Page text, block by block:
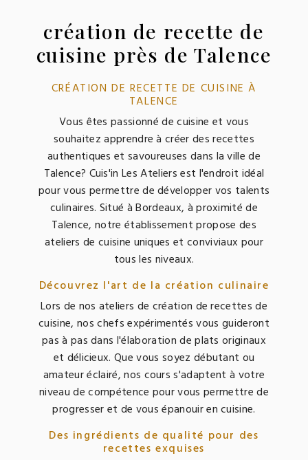
création de recette de
cuisine près de Talence
CRÉATION DE RECETTE DE CUISINE À
TALENCE
Vous êtes passionné de cuisine et vous
souhaitez apprendre à créer des recettes
authentiques et savoureuses dans la ville de
Talence? Cuis'in Les Ateliers est l'endroit idéal
pour vous permettre de développer vos talents
culinaires. Situé à Bordeaux, à proximité de
Talence, notre établissement propose des
ateliers de cuisine uniques et conviviaux pour
tous les niveaux.
Découvrez l'art de la création culinaire
Lors de nos ateliers de création de recettes de
cuisine, nos chefs expérimentés vous guideront
pas à pas dans l'élaboration de plats originaux
et délicieux. Que vous soyez débutant ou
amateur éclairé, nos cours s'adaptent à votre
niveau de compétence pour vous permettre de
progresser et de vous épanouir en cuisine.
Des ingrédients de qualité pour des
recettes exquises